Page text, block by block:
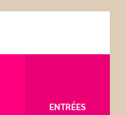
ENTRÉES